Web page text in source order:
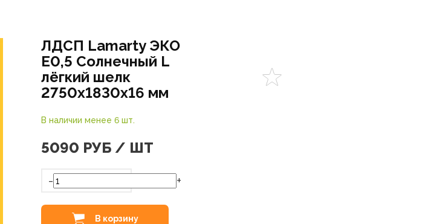
ЛДСП Lamarty ЭКО
E0,5 Солнечный L
лёгкий шелк
2750х1830х16 мм
В наличии менее 6 шт.
5090 РУБ / ШТ
- +
В корзину